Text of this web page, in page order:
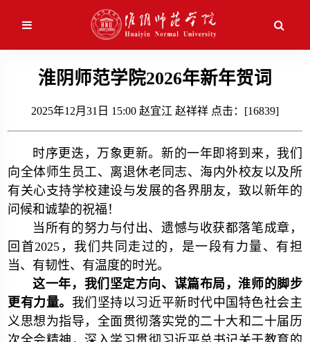
校史沿革
现任领导
机构设置
校园风景
研究生教育
继续教育
应用维护中！
淮阴师范学院2026年新年贺词
2025年12月31日 15:00 赵宜江 赵祥祥 点击：[16839]
时序更迭，万象更新。新的一年即将到来，我们
向全体师生员工、离退休老同志、海内外校友以及所
有关心支持学校建设与发展的各界朋友，致以新年的
问候和诚挚的祝福！
当所有的努力与付出、遗憾与收获都落笔成章，
回首2025，我们共同走过的，是一段有力量、有担
当、有韧性、有温度的时光。
这一年，我们坚定方向、谋篇布局，淮师的脚步
更有力量。 我们坚持以习近平新时代中国特色社会主
义思想为指导，全面贯彻落实党的二十大和二十届历